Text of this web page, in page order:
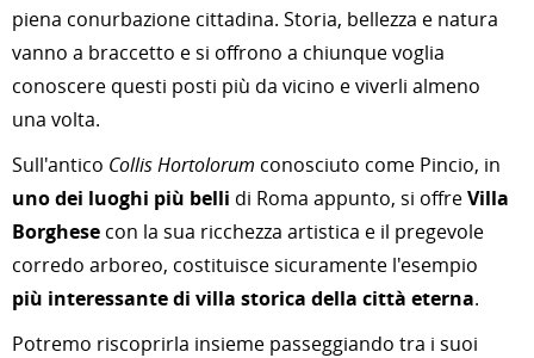
piena conurbazione cittadina. Storia, bellezza e natura
vanno a braccetto e si offrono a chiunque voglia
conoscere questi posti più da vicino e viverli almeno
una volta.
Sull'antico Collis Hortolorum conosciuto come Pincio, in
uno dei luoghi più belli di Roma appunto, si offreVilla
Borghese con la sua ricchezza artistica e il pregevole
corredo arboreo, costituisce sicuramente l'esempio
più interessante di villa storica della città eterna.
Potremo riscoprirla insieme passeggiando tra i suoi